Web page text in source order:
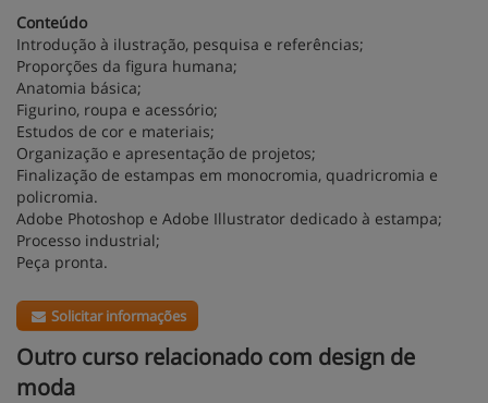
Conteúdo
Introdução à ilustração, pesquisa e referências;
Proporções da figura humana;
Anatomia básica;
Figurino, roupa e acessório;
Estudos de cor e materiais;
Organização e apresentação de projetos;
Finalização de estampas em monocromia, quadricromia e
policromia.
Adobe Photoshop e Adobe Illustrator dedicado à estampa;
Processo industrial;
Peça pronta.
Solicitar informações
Outro curso relacionado com design de
moda